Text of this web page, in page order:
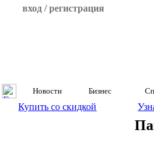
вход / регистрация
Новости Бизнес
Купить со скидкой